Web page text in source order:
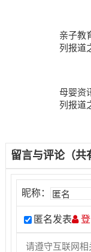
亲子教
列报道
母婴资
列报道
留言与评论（共
昵称：
匿名发表 登